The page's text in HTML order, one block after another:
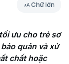
Chữ lớn
Chữ lớn
ưu cho trẻ sơ
quản và xử
chất hoặc